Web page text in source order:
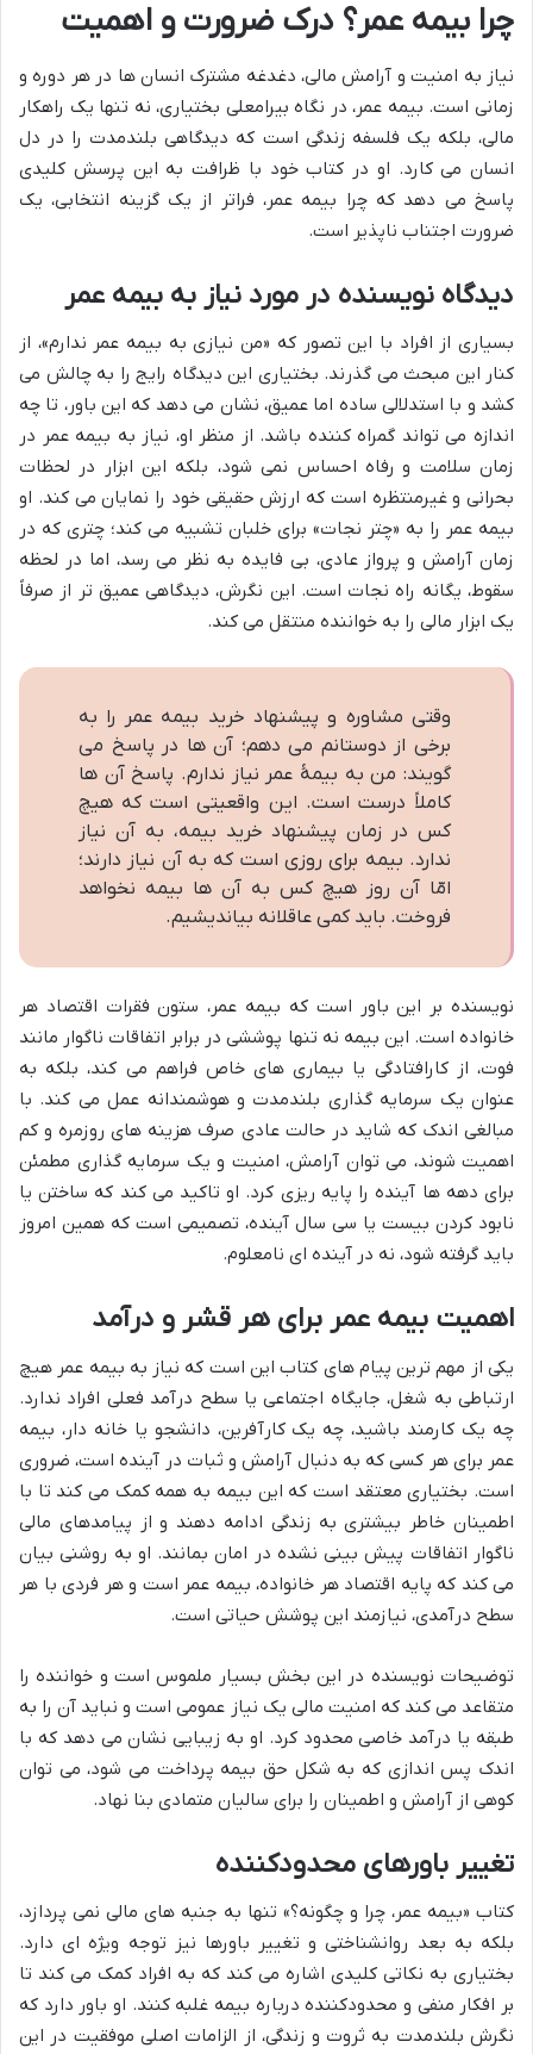
چرا بیمه عمر؟ درک ضرورت و اهمیت
نیاز به امنیت و آرامش مالی، دغدغه مشترک انسان ها در هر دوره و
زمانی است. بیمه عمر، در نگاه بیرامعلی بختیاری، نه تنها یک راهکار
مالی، بلکه یک فلسفه زندگی است که دیدگاهی بلندمدت را در دل
انسان می کارد. او در کتاب خود با ظرافت به این پرسش کلیدی
پاسخ می دهد که چرا بیمه عمر، فراتر از یک گزینه انتخابی، یک
ضرورت اجتناب ناپذیر است.
دیدگاه نویسنده در مورد نیاز به بیمه عمر
بسیاری از افراد با این تصور که «من نیازی به بیمه عمر ندارم»، از
کنار این مبحث می گذرند. بختیاری این دیدگاه رایج را به چالش می
کشد و با استدلالی ساده اما عمیق، نشان می دهد که این باور، تا چه
اندازه می تواند گمراه کننده باشد. از منظر او، نیاز به بیمه عمر در
زمان سلامت و رفاه احساس نمی شود، بلکه این ابزار در لحظات
بحرانی و غیرمنتظره است که ارزش حقیقی خود را نمایان می کند. او
بیمه عمر را به «چتر نجات» برای خلبان تشبیه می کند؛ چتری که در
زمان آرامش و پرواز عادی، بی فایده به نظر می رسد، اما در لحظه
سقوط، یگانه راه نجات است. این نگرش، دیدگاهی عمیق تر از صرفاً
یک ابزار مالی را به خواننده منتقل می کند.
وقتی مشاوره و پیشنهاد خرید بیمه عمر را به
برخی از دوستانم می دهم؛ آن ها در پاسخ می
گویند: من به بیمۀ عمر نیاز ندارم. پاسخ آن ها
کاملاً درست است. این واقعیتی است که هیچ
کس در زمان پیشنهاد خرید بیمه، به آن نیاز
ندارد. بیمه برای روزی است که به آن نیاز دارند؛
امّا آن روز هیچ کس به آن ها بیمه نخواهد
فروخت. باید کمی عاقلانه بیاندیشیم.
نویسنده بر این باور است که بیمه عمر، ستون فقرات اقتصاد هر
خانواده است. این بیمه نه تنها پوششی در برابر اتفاقات ناگوار مانند
فوت، از کارافتادگی یا بیماری های خاص فراهم می کند، بلکه به
عنوان یک سرمایه گذاری بلندمدت و هوشمندانه عمل می کند. با
مبالغی اندک که شاید در حالت عادی صرف هزینه های روزمره و کم
اهمیت شوند، می توان آرامش، امنیت و یک سرمایه گذاری مطمئن
برای دهه ها آینده را پایه ریزی کرد. او تاکید می کند که ساختن یا
نابود کردن بیست یا سی سال آینده، تصمیمی است که همین امروز
باید گرفته شود، نه در آینده ای نامعلوم.
اهمیت بیمه عمر برای هر قشر و درآمد
یکی از مهم ترین پیام های کتاب این است که نیاز به بیمه عمر هیچ
ارتباطی به شغل، جایگاه اجتماعی یا سطح درآمد فعلی افراد ندارد.
چه یک کارمند باشید، چه یک کارآفرین، دانشجو یا خانه دار، بیمه
عمر برای هر کسی که به دنبال آرامش و ثبات در آینده است، ضروری
است. بختیاری معتقد است که این بیمه به همه کمک می کند تا با
اطمینان خاطر بیشتری به زندگی ادامه دهند و از پیامدهای مالی
ناگوار اتفاقات پیش بینی نشده در امان بمانند. او به روشنی بیان
می کند که پایه اقتصاد هر خانواده، بیمه عمر است و هر فردی با هر
سطح درآمدی، نیازمند این پوشش حیاتی است.
توضیحات نویسنده در این بخش بسیار ملموس است و خواننده را
متقاعد می کند که امنیت مالی یک نیاز عمومی است و نباید آن را به
طبقه یا درآمد خاصی محدود کرد. او به زیبایی نشان می دهد که با
اندک پس اندازی که به شکل حق بیمه پرداخت می شود، می توان
کوهی از آرامش و اطمینان را برای سالیان متمادی بنا نهاد.
تغییر باورهای محدودکننده
کتاب «بیمه عمر، چرا و چگونه؟» تنها به جنبه های مالی نمی پردازد،
بلکه به بعد روانشناختی و تغییر باورها نیز توجه ویژه ای دارد.
بختیاری به نکاتی کلیدی اشاره می کند که به افراد کمک می کند تا
بر افکار منفی و محدودکننده درباره بیمه غلبه کنند. او باور دارد که
نگرش بلندمدت به ثروت و زندگی، از الزامات اصلی موفقیت در این